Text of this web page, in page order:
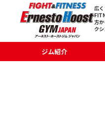
広
方
ク
ジム紹介